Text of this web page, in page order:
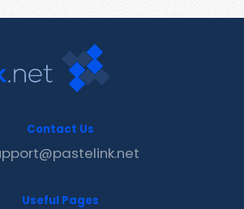
Contact Us
Useful Pages